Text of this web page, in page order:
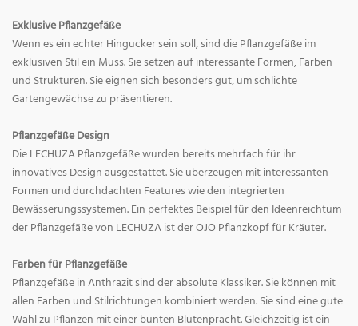
Exklusive Pflanzgefäße
Wenn es ein echter Hingucker sein soll, sind die Pflanzgefäße im
exklusiven Stil ein Muss. Sie setzen auf interessante Formen, Farben
und Strukturen. Sie eignen sich besonders gut, um schlichte
Gartengewächse zu präsentieren.
Pflanzgefäße Design
Die LECHUZA Pflanzgefäße wurden bereits mehrfach für ihr
innovatives Design ausgestattet. Sie überzeugen mit interessanten
Formen und durchdachten Features wie den integrierten
Bewässerungssystemen. Ein perfektes Beispiel für den Ideenreichtum
der Pflanzgefäße von LECHUZA ist der OJO Pflanzkopf für Kräuter.
Farben für Pflanzgefäße
Pflanzgefäße in Anthrazit sind der absolute Klassiker. Sie können mit
allen Farben und Stilrichtungen kombiniert werden. Sie sind eine gute
Wahl zu Pflanzen mit einer bunten Blütenpracht. Gleichzeitig ist ein